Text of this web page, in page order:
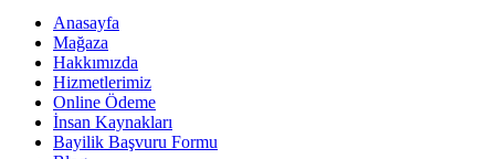
Anasayfa
Mağaza
Hakkımızda
Hizmetlerimiz
Online Ödeme
İnsan Kaynakları
Bayilik Başvuru Formu